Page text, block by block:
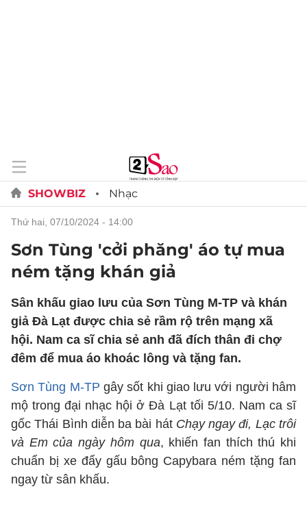
SHOWBIZ Nhạc
thứ hai, 07/10/2024 - 14:00
Sơn Tùng 'cởi phăng' áo tự mua
ném tặng khán giả
Sân khấu giao lưu của Sơn Tùng M-TP và khán
giả Đà Lạt được chia sẻ rầm rộ trên mạng xã
hội. Nam ca sĩ chia sẻ anh đã đích thân đi chợ
đêm để mua áo khoác lông và tặng fan.
Sơn Tùng M-TP gây sốt khi giao lưu với người hâm
mộ trong đại nhạc hội ở Đà Lạt tối 5/10. Nam ca sĩ
gốc Thái Bình diễn ba bài hát Chạy ngay đi, Lạc trôi
và Em của ngày hôm qua, khiến fan thích thú khi
chuẩn bị xe đẩy gấu bông Capybara ném tặng fan
ngay từ sân khấu.